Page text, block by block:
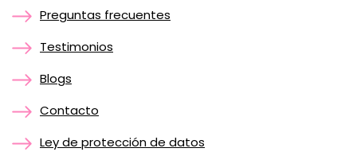
Preguntas frecuentes
Testimonios
Blogs
Contacto
Ley de protección de datos